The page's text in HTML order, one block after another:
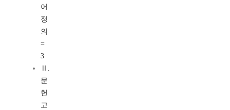
어
정
의
=
3
Ⅱ.
문
헌
고